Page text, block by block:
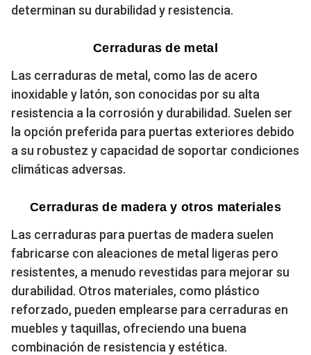
determinan su durabilidad y resistencia.
Cerraduras de metal
Las cerraduras de metal, como las de acero
inoxidable y latón, son conocidas por su alta
resistencia a la corrosión y durabilidad. Suelen ser
la opción preferida para puertas exteriores debido
a su robustez y capacidad de soportar condiciones
climáticas adversas.
Cerraduras de madera y otros materiales
Las cerraduras para puertas de madera suelen
fabricarse con aleaciones de metal ligeras pero
resistentes, a menudo revestidas para mejorar su
durabilidad. Otros materiales, como plástico
reforzado, pueden emplearse para cerraduras en
muebles y taquillas, ofreciendo una buena
combinación de resistencia y estética.